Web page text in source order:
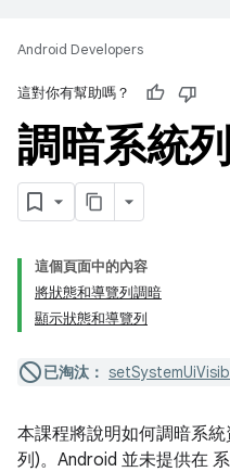
Android Developers
這對你有幫助嗎？
調暗系統
這個頁面中的內容
將狀態和導覽列調暗
顯示狀態和導覽列
已淘汰：
本課程將說明如何調暗系
列)。Android 並未提供在 系